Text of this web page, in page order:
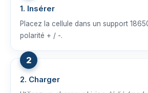
1. Insérer
Placez la cellule dans un support
polarité + / -.
2. Charger